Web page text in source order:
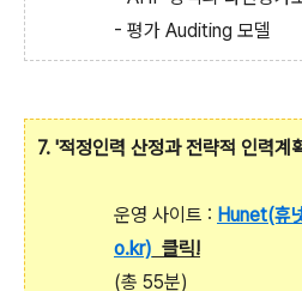
- 평가 Auditing 모델
7. '적정인력 산정과 전략적 인력계
운영 사이트 : Hunet(휴
o.kr) 클릭!
(총 55분)